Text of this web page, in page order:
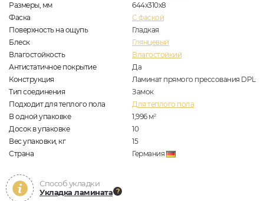
Размеры, мм
644x310x8
Фаска
C фаской
Поверхность на ощупь
Гладкая
Блеск
Глянцевый
Влагостойкость
Влагостойкий
Антистатичное покрытие
Да
Конструкция
Ламинат прямого прессования DPL
Тип соединения
Замок
Подходит для теплого пола
Для теплого пола
В одной упаковке
1,996 м2
Досок в упаковке
10
Вес упаковки, кг
15
Страна
Германия
Способ укладки
Укладка ламината